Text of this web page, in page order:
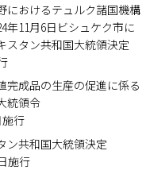
におけるテュルク諸国機構
年11月6日ビシュケク市に
スタン共和国大統領決定
完成品の生産の促進に係る
統領令
施行
ン共和国大統領決定
施行